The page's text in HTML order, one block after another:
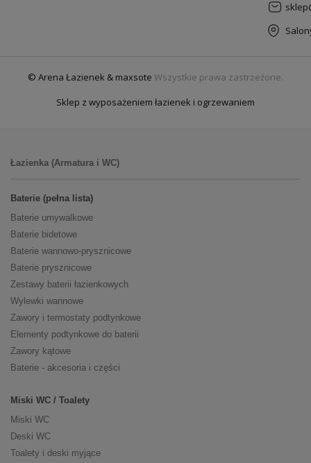
© Arena Łazienek & maxsote Wszystkie prawa zastrzeżone.
Sklep z wyposażeniem łazienek i ogrzewaniem
Łazienka (Armatura i WC)
Baterie (pełna lista)
Baterie umywalkowe
Baterie bidetowe
Baterie wannowo-prysznicowe
Baterie prysznicowe
Zestawy baterii łazienkowych
Wylewki wannowe
Zawory i termostaty podtynkowe
Elementy podtynkowe do baterii
Zawory kątowe
Baterie - akcesoria i części
Miski WC / Toalety
Miski WC
Deski WC
Toalety i deski myjące